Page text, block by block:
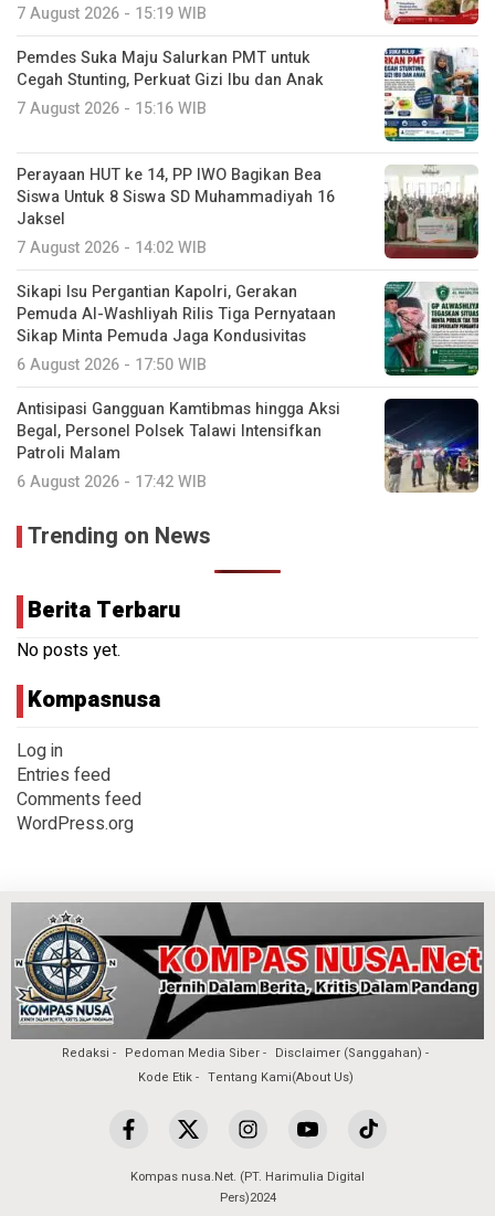
7 August 2026 - 15:19 WIB
Pemdes Suka Maju Salurkan PMT untuk
Cegah Stunting, Perkuat Gizi Ibu dan Anak
7 August 2026 - 15:16 WIB
Perayaan HUT ke 14, PP IWO Bagikan Bea
Siswa Untuk 8 Siswa SD Muhammadiyah 16
Jaksel
7 August 2026 - 14:02 WIB
Sikapi Isu Pergantian Kapolri, Gerakan
Pemuda Al-Washliyah Rilis Tiga Pernyataan
Sikap Minta Pemuda Jaga Kondusivitas
6 August 2026 - 17:50 WIB
Antisipasi Gangguan Kamtibmas hingga Aksi
Begal, Personel Polsek Talawi Intensifkan
Patroli Malam
6 August 2026 - 17:42 WIB
Trending on News
Berita Terbaru
No posts yet.
Kompasnusa
Log in
Entries feed
Comments feed
WordPress.org
Redaksi Pedoman Media Siber
Disclaimer (Sanggahan)
Kode Etik
Tentang Kami(About Us)
Kompas nusa.Net. (PT. Harimulia Digital
Pers)2024